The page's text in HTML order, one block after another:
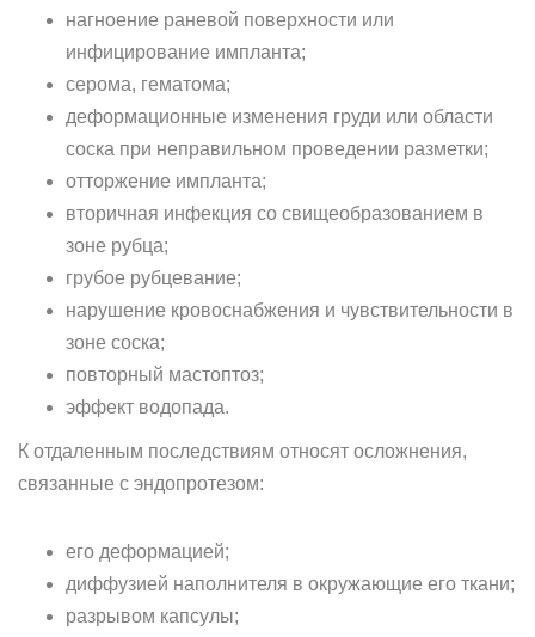
нагноение раневой поверхности или
инфицирование импланта;
серома, гематома;
деформационные изменения груди или области
соска при неправильном проведении разметки;
отторжение импланта;
вторичная инфекция со свищеобразованием в
зоне рубца;
грубое рубцевание;
нарушение кровоснабжения и чувствительности в
зоне соска;
повторный мастоптоз;
эффект водопада.
К отдаленным последствиям относят осложнения,
связанные с эндопротезом:
его деформацией;
диффузией наполнителя в окружающие его ткани;
разрывом капсулы;